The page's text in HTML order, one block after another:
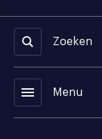
Zoeken
menu Menu